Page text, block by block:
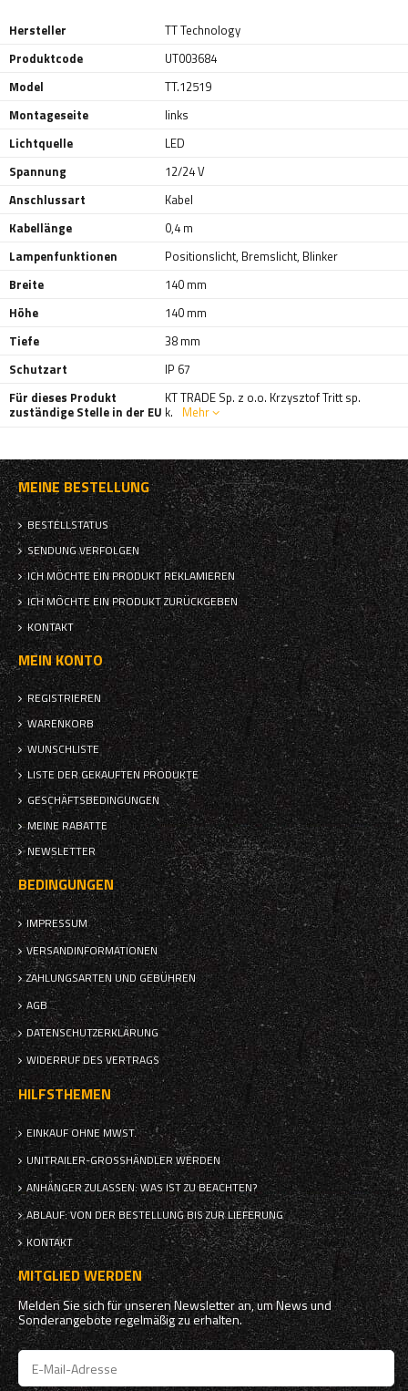
Hersteller
TT Technology
Produktcode
UT003684
Model
TT.12519
Montageseite
links
Lichtquelle
LED
Spannung
12/24 V
Anschlussart
Kabel
Kabellänge
0,4 m
Lampenfunktionen
Positionslicht, Bremslicht, Blinker
Breite
140 mm
Höhe
140 mm
Tiefe
38 mm
Schutzart
IP 67
Für dieses Produkt
zuständige Stelle in der EU
KT TRADE Sp. z o.o. Krzysztof Tritt sp.
k. Mehr
MEINE BESTELLUNG
BESTELLSTATUS
SENDUNG VERFOLGEN
ICH MÖCHTE EIN PRODUKT REKLAMIEREN
ICH MÖCHTE EIN PRODUKT ZURÜCKGEBEN
KONTAKT
MEIN KONTO
REGISTRIEREN
WARENKORB
WUNSCHLISTE
LISTE DER GEKAUFTEN PRODUKTE
GESCHÄFTSBEDINGUNGEN
MEINE RABATTE
NEWSLETTER
BEDINGUNGEN
IMPRESSUM
VERSANDINFORMATIONEN
ZAHLUNGSARTEN UND GEBÜHREN
AGB
DATENSCHUTZERKLÄRUNG
WIDERRUF DES VERTRAGS
HILFSTHEMEN
EINKAUF OHNE MWST.
UNITRAILER-GROSSHÄNDLER WERDEN
ANHÄNGER ZULASSEN: WAS IST ZU BEACHTEN?
ABLAUF: VON DER BESTELLUNG BIS ZUR LIEFERUNG
KONTAKT
MITGLIED WERDEN
Melden Sie sich für unseren Newsletter an, um News und
Sonderangebote regelmäßig zu erhalten.